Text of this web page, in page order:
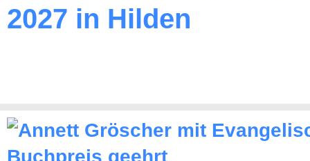
2027 in Hilden